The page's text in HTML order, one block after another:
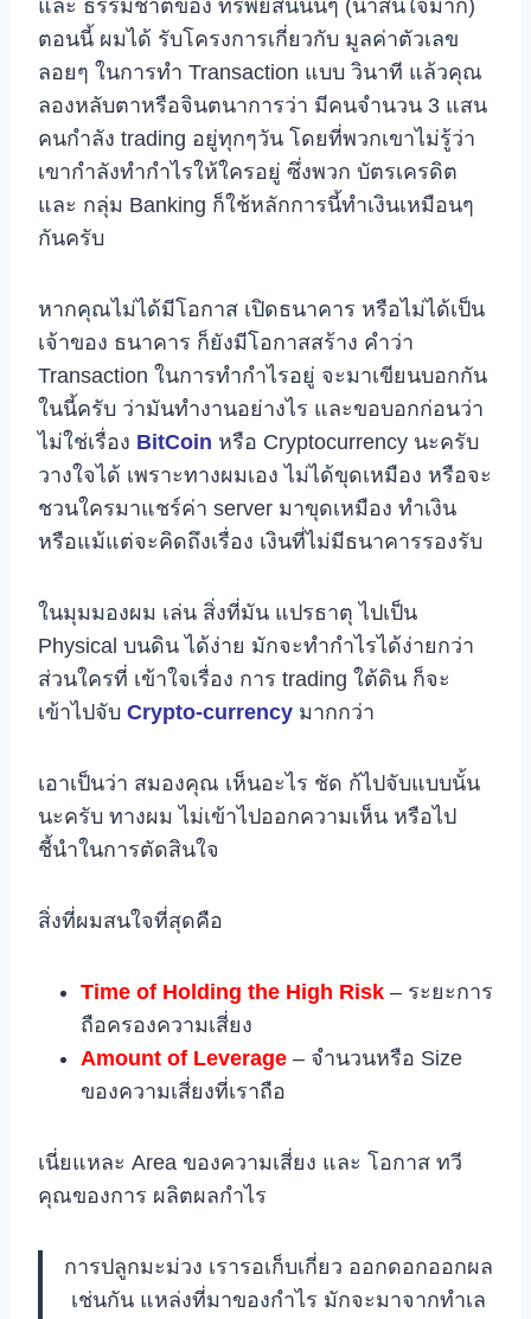
และ ธรรมชาติของ ทรัพย์สินนั้นๆ (น่าสนใจมาก)
ตอนนี้ ผมได้ รับโครงการเกี่ยวกับ มูลค่าตัวเลข
ลอยๆ ในการทำ Transaction แบบ วินาที แล้วคุณ
ลองหลับตาหรือจินตนาการว่า มีคนจำนวน 3 แสน
คนกำลัง trading อยู่ทุกๆวัน โดยที่พวกเขาไม่รู้ว่า
เขากำลังทำกำไรให้ใครอยู่ ซึ่งพวก บัตรเครดิต
และ กลุ่ม Banking ก็ใช้หลักการนี้ทำเงินเหมือนๆ
กันครับ
หากคุณไม่ได้มีโอกาส เปิดธนาคาร หรือไม่ได้เป็น
เจ้าของ ธนาคาร ก็ยังมีโอกาสสร้าง คำว่า
Transaction ในการทำกำไรอยู่ จะมาเขียนบอกกัน
ในนี้ครับ ว่ามันทำงานอย่างไร และขอบอกก่อนว่า
ไม่ใช่เรื่อง BitCoin หรือ Cryptocurrency นะครับ
วางใจได้ เพราะทางผมเอง ไม่ได้ขุดเหมือง หรือจะ
ชวนใครมาแชร์ค่า server มาขุดเหมือง ทำเงิน
หรือแม้แต่จะคิดถึงเรื่อง เงินที่ไม่มีธนาคารรองรับ
ในมุมมองผม เล่น สิ่งที่มัน แปรธาตุ ไปเป็น
Physical บนดิน ได้ง่าย มักจะทำกำไรได้ง่ายกว่า
ส่วนใครที่ เข้าใจเรื่อง การ trading ใต้ดิน ก็จะ
เข้าไปจับ Crypto-currency มากกว่า
เอาเป็นว่า สมองคุณ เห็นอะไร ชัด ก้ไปจับแบบนั้น
นะครับ ทางผม ไม่เข้าไปออกความเห็น หรือไป
ชี้นำในการตัดสินใจ
สิ่งที่ผมสนใจที่สุดคือ
Time of Holding the High Risk – ระยะการ
ถือครองความเสี่ยง
Amount of Leverage – จำนวนหรือ Size
ของความเสี่ยงที่เราถือ
เนี่ยแหละ Area ของความเสี่ยง และ โอกาส ทวี
คุณของการ ผลิตผลกำไร
การปลูกมะม่วง เรารอเก็บเกี่ยว ออกดอกออกผล
เช่นกัน แหล่งที่มาของกำไร มักจะมาจากทำเล